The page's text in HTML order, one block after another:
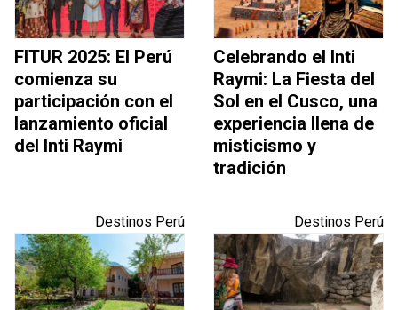
FITUR 2025: El Perú
comienza su
participación con el
lanzamiento oficial
del Inti Raymi
Celebrando el Inti
Raymi: La Fiesta del
Sol en el Cusco, una
experiencia llena de
misticismo y
tradición
Destinos Perú Destinos Perú